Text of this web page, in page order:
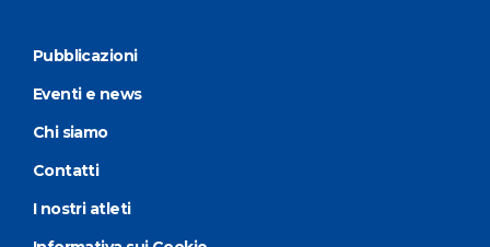
Pubblicazioni
Eventi e news
Chi siamo
Contatti
I nostri atleti